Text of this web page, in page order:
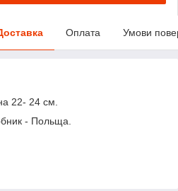
Оплата Умови
22- 24 см.
- Польща.